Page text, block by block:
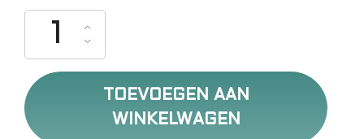
TOEVOEGEN AAN
WINKELWAGEN